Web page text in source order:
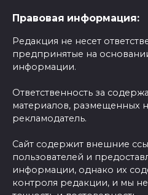
Правовая информация:
Редакция не несет
предпринятые на
информации.
Ответственность за
материалов, размещенных
рекламодатель.
Сайт содержит внешние
пользователей и
информации, однако их
контроля редакции, и мы не